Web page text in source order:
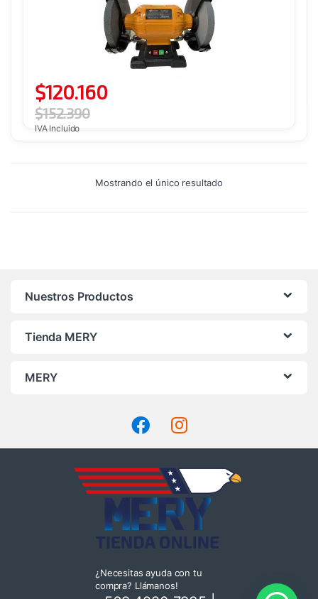
$120.160
$152.390
IVA Incluido
Mostrando el único resultado
Nuestros Productos
Tienda MERY
MERY
¿Necesitas ayuda con tu
compra? Llámanos!